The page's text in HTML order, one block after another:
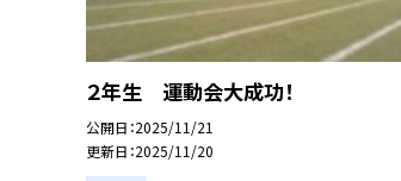
２年生 運動会大成功！
公開日 2025/11/21
更新日 2025/11/20